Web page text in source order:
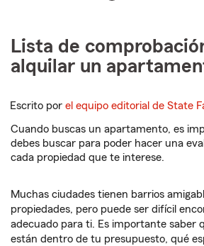
Lista de
alquilar un
Escrito porel equipo editorial de State
Cuando buscas un apartamento, es
debes buscar para poder hacer una
cada propiedad que te interese.
Muchas ciudades tienen barrios
propiedades, pero puede ser difícil
adecuado para ti. Es importante saber
están dentro de tu presupuesto, qué